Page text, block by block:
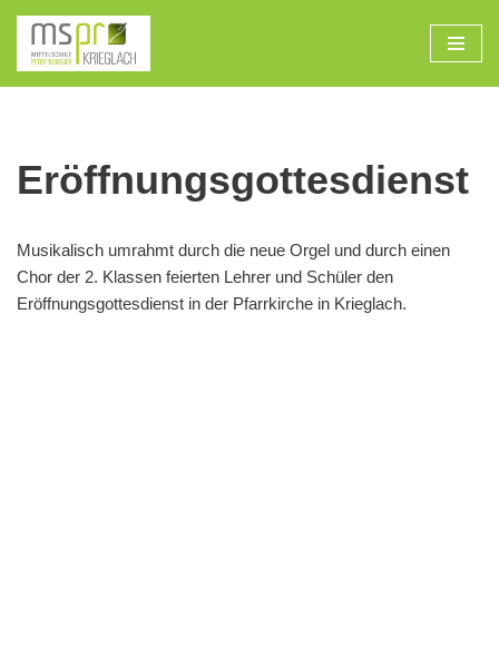
Zum
Inhalt
Eröffnungsgottesdienst
Musikalisch umrahmt durch die neue Orgel und durch einen
Chor der 2. Klassen feierten Lehrer und Schüler den
Eröffnungsgottesdienst in der Pfarrkirche in Krieglach.